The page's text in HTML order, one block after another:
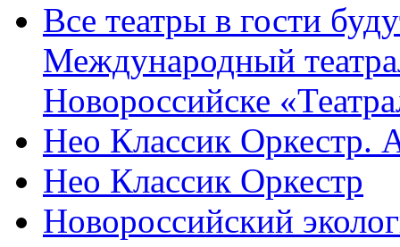
Все театры в гости
Международный
Новороссийске
Нео Классик Оркестр.
Нео Классик Оркестр
Новороссийский